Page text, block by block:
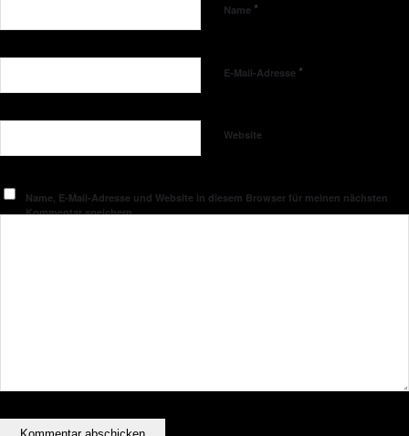
Name *
E-Mail-Adresse *
Website
Name, E-Mail-Adresse und Website in diesem Browser für meinen nächsten
Kommentar speichern.